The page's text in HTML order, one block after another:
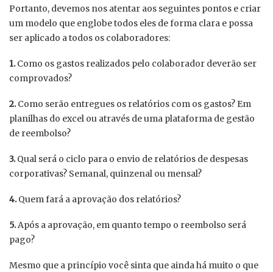
Portanto, devemos nos atentar aos seguintes pontos e criar
um modelo que englobe todos eles de forma clara e possa
ser aplicado a todos os colaboradores:
1.Como os gastos realizados pelo colaborador deverão ser
comprovados?
2.Como serão entregues os relatórios com os gastos? Em
planilhas do excel ou através de uma plataforma de gestão
de reembolso?
3.Qual será o ciclo para o envio de relatórios de despesas
corporativas? Semanal, quinzenal ou mensal?
4.Quem fará a aprovação dos relatórios?
5.Após a aprovação, em quanto tempo o reembolso será
pago?
Mesmo que a princípio você sinta que ainda há muito o que